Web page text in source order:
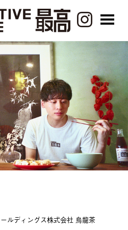
ルディングス株式会社 烏龍茶